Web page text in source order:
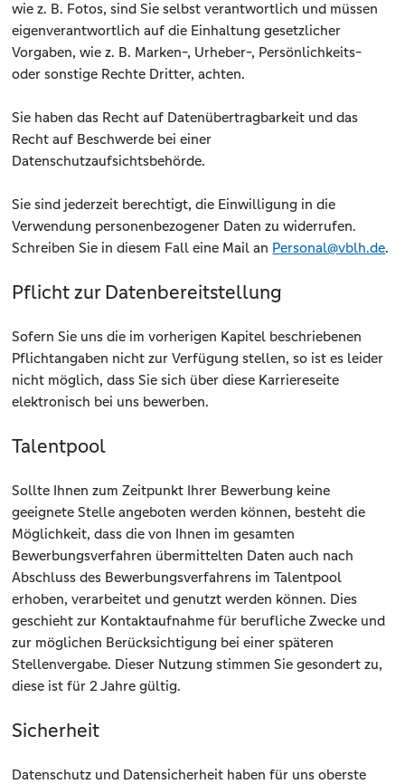
wie z. B. Fotos, sind Sie selbst verantwortlich und müssen
eigenverantwortlich auf die Einhaltung gesetzlicher
Vorgaben, wie z. B. Marken-, Urheber-, Persönlichkeits-
oder sonstige Rechte Dritter, achten.
Sie haben das Recht auf Datenübertragbarkeit und das
Recht auf Beschwerde bei einer
Datenschutzaufsichtsbehörde.
Sie sind jederzeit berechtigt, die Einwilligung in die
Verwendung personenbezogener Daten zu widerrufen.
Schreiben Sie in diesem Fall eine Mail an Personal@vblh.de.
Pflicht zur Datenbereitstellung
Sofern Sie uns die im vorherigen Kapitel beschriebenen
Pflichtangaben nicht zur Verfügung stellen, so ist es leider
nicht möglich, dass Sie sich über diese Karriereseite
elektronisch bei uns bewerben.
Talentpool
Sollte Ihnen zum Zeitpunkt Ihrer Bewerbung keine
geeignete Stelle angeboten werden können, besteht die
Möglichkeit, dass die von Ihnen im gesamten
Bewerbungsverfahren übermittelten Daten auch nach
Abschluss des Bewerbungsverfahrens im Talentpool
erhoben, verarbeitet und genutzt werden können. Dies
geschieht zur Kontaktaufnahme für berufliche Zwecke und
zur möglichen Berücksichtigung bei einer späteren
Stellenvergabe. Dieser Nutzung stimmen Sie gesondert zu,
diese ist für 2 Jahre gültig.
Sicherheit
Datenschutz und Datensicherheit haben für uns oberste